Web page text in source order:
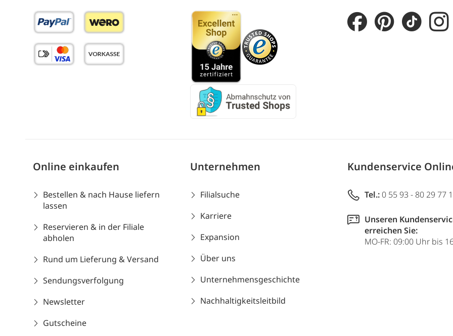
Online einkaufen
Bestellen & nach Hause liefern
lassen
Reservieren & in der Filiale
abholen
Rund um Lieferung & Versand
Sendungsverfolgung
Newsletter
Gutscheine
Unternehmen
Filialsuche
Karriere
Expansion
Über uns
Unternehmensgeschichte
Nachhaltigkeitsleitbild
Kundenservice
Tel.: 0 55 93 - 80 29 77
Unseren
erreichen Sie:
MO-FR: 09:00 Uhr bis